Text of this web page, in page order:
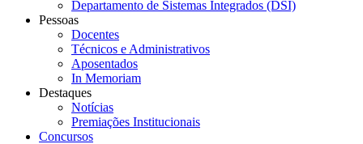
Departamento de Sistemas Integrados (DSI)
Pessoas
Docentes
Técnicos e Administrativos
Aposentados
In Memoriam
Destaques
Notícias
Premiações Institucionais
Concursos